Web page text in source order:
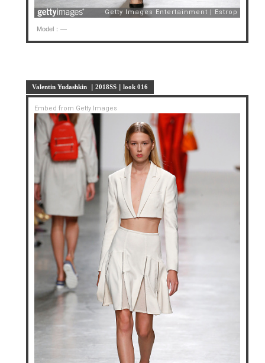
Model：—
Valentin Yudashkin ｜2018SS｜look 016
Embed from Getty Images